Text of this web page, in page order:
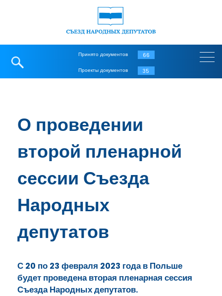
Принято документов 66
Проекты документов 35
О проведении
второй пленарной
сессии Съезда
Народных
депутатов
С 20 по 23 февраля 2023 года в Польше
будет проведена вторая пленарная сессия
Съезда Народных депутатов.